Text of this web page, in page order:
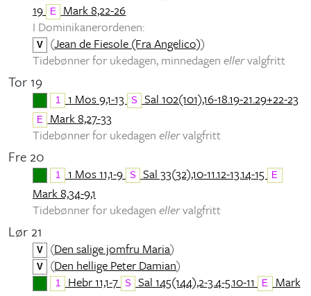
19
E
Mark 8,22-26
I Dominikanerordenen:
V (Jean de Fiesole (Fra Angelico))
Tidebønner for ukedagen, minnedagen ellervalgfritt
Tor 19
1 1 Mos 9,1-13 S Sal 102(101),16-18.19-21.29+22-23
E
Mark 8,27-33
Tidebønner for ukedagen ellervalgfritt
Fre 20
1 1 Mos 11,1-9 S Sal 33(32),10-11.12-13.14-15 E
Mark 8,34-9,1
Tidebønner for ukedagen ellervalgfritt
Lør 21
V (Den salige jomfru Maria)
V (Den hellige Peter Damian)
1 Hebr 11,1-7 S Sal 145(144),2-3.4-5.10-11 E Mark